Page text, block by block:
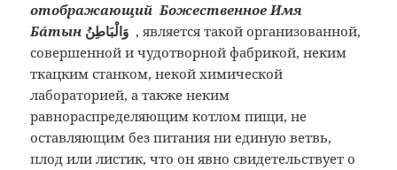
отображающий Божественное Имя
Бáтын وَالْبَاطِنُ ,является такой организованной,
совершенной и чудотворной фабрикой, неким
ткацким станком, некой химической
лабораторией, а также неким
равнораспределяющим котлом пищи, не
оставляющим без питания ни единую ветвь,
плод или листик, что он явно свидетельствует о